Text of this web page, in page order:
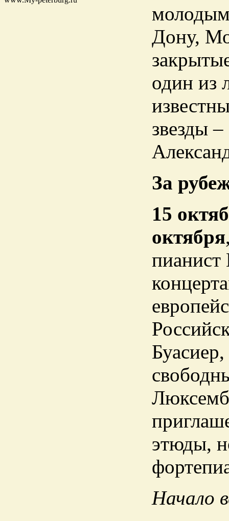
Дону,
один из
звезды
За
15
октября
этюды,
Начало